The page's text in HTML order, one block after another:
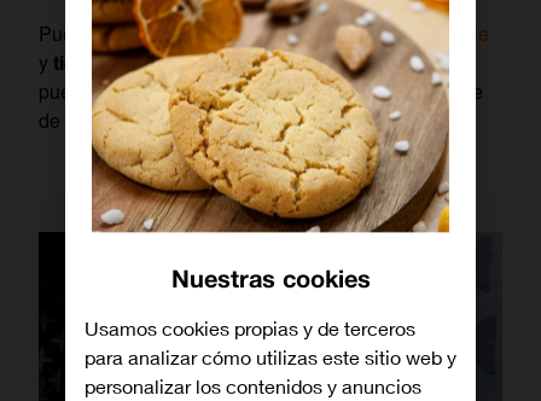
Pues, si eres uno de esosamantes del mundo Apple
y tienes un iPhone, estás de enhorabuena. Ya
puedes programar mensajes en WhatsApp y dejarte
de problemas.
Nuestras cookies
Usamos cookies propias y de terceros
para analizar cómo utilizas este sitio web y
personalizar los contenidos y anuncios